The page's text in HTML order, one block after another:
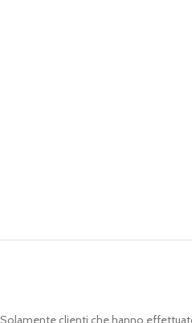
Solamente clienti che hanno